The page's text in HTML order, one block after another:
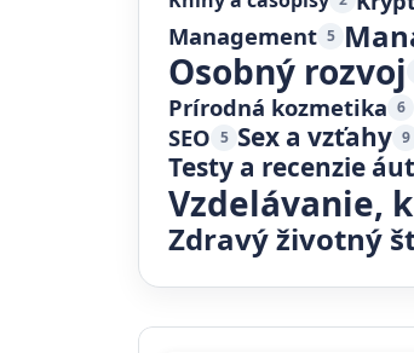
Management 5
Osobný rozvoj
Prírodná kozmetika 6
SEO 5 Sex a vzťahy 9
Testy a recenzie áut
Vzdelávanie,
Zdravý životný